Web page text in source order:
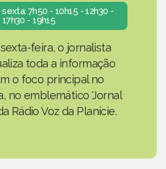
7h50 - 10h15 - 12h30 -
17h30 - 19h15
feira, o jornalista
toda a informação
o foco principal no
no emblemático 'Jornal
Rádio Voz da Planície.